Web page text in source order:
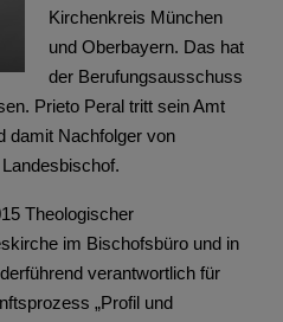
Kirchenkreis München
und Oberbayern. Das hat
der Berufungsausschuss
Prieto Peral tritt sein Amt
damit Nachfolger von
Theologischer
im Bischofsbüro und in
verantwortlich für
„Profil und